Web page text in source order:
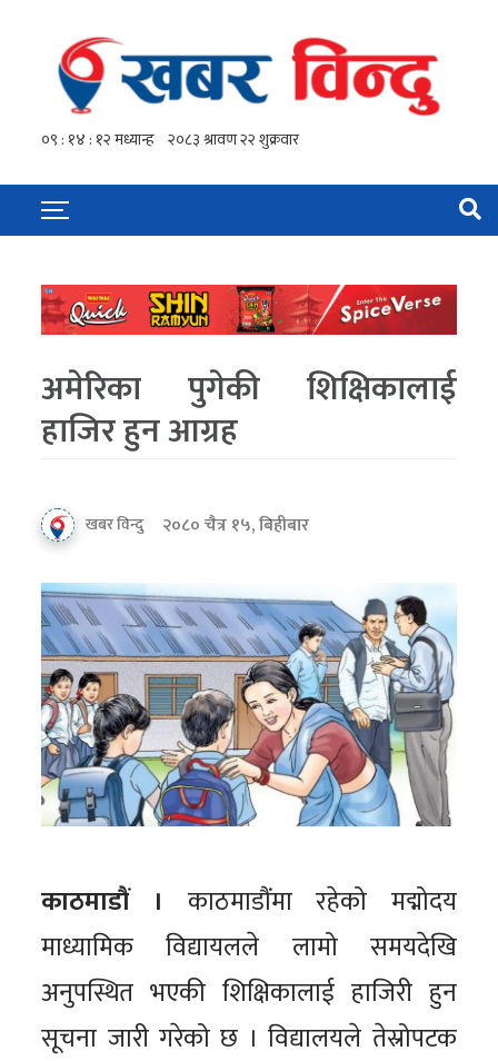
अमेरिका पुगेकी शिक्षिकालाई
हाजिर हुन आग्रह
खबर विन्दु २०८० चैत्र १५, बिहीबार
काठमाडौं । काठमाडौंमा रहेको मद्मोदय
माध्यामिक विद्यायलले लामो समयदेखि
अनुपस्थित भएकी शिक्षिकालाई हाजिरी हुन
सूचना जारी गरेको छ । विद्यालयले तेस्रोपटक